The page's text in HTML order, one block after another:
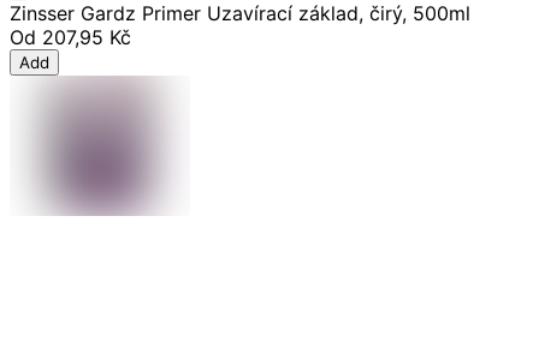
Zinsser Gardz Primer Uzavírací základ, čirý, 500ml
Od 207,95 Kč
Add